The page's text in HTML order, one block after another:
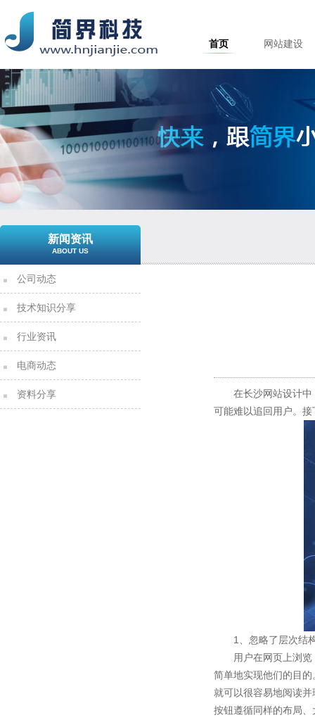
首页 网站建设
新闻资讯
ABOUT US
公司动态
技术知识分享
行业资讯
电商动态
资料分享
在长沙网站设计
可能难以追回用户。
1
、忽略了层次结
用户在网页上浏
简单地实现他们的目
就可以很容易地阅读
按钮遵循同样的布局